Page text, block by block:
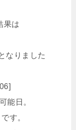
果は
なりました
能日。
す。